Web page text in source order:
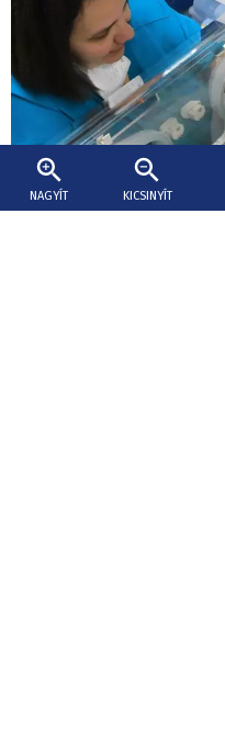
NAGYÍT KICSINYÍT